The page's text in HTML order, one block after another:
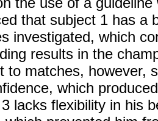
that subject 1 has a
investigated, which
results in the
to matches, however,
which
lacks flexibility in his